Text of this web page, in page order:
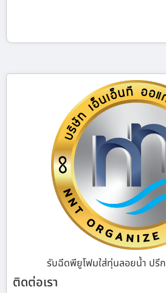
รับฉีดพียูโฟมใส่ทุ่นลอยน้ำ ปรึก
ติดต่อเรา